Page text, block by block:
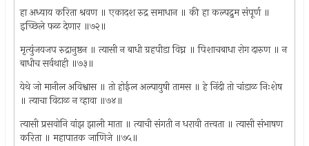
हा अध्याय करिता श्रवण ॥ एकादश रुद्र समाधान ॥ की हा कल्पद्रुम संपूर्ण ॥
इच्छिले फळ देणार ॥७२॥
मृत्युंजयजप रुद्रानुष्ठन ॥ त्यासी न बाधी ग्रहपीडा विघ्न ॥ पिशाचबाधा रोग दारुण ॥ न
बाधीच सर्वथाही ॥७३॥
येथे जो मानील अविश्वास ॥ तो होईल अल्पायुषी तामस ॥ हे निंदी तो चांडाळ निःशेष
॥ त्याचा विटाळ न व्हावा ॥७४॥
त्यासी प्रसवोनि वांझ झाली माता ॥ त्याची संगती न धरावी तत्त्वता ॥ त्यासी संभाषण
करिता ॥ महापातक जाणिजे ॥७५॥